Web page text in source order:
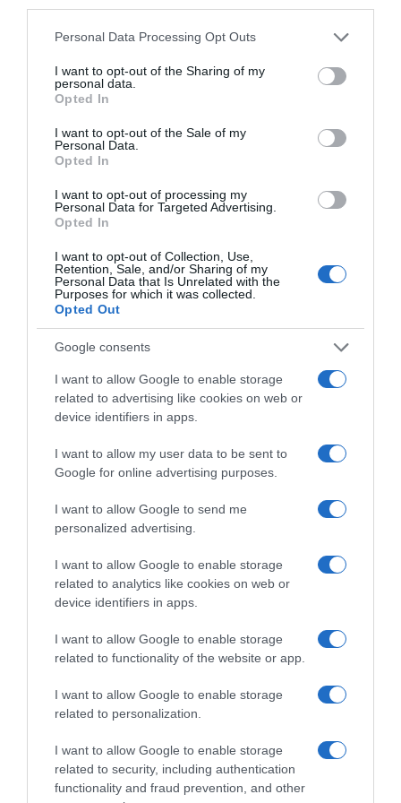
Please note that this website/app uses one or more Google
not limited to your visit or usage behaviour. You may click to
grant or deny consent to Google and its third-party tags to
use your data for below specified purposes in below Google
consent section.
Personal Data Processing Opt Outs
I want to opt-out of the Sharing of my
personal data.
Opted In
I want to opt-out of the Sale of my
Personal Data.
Opted In
I want to opt-out of processing my
Personal Data for Targeted Advertising.
Opted In
I want to opt-out of Collection, Use,
Retention, Sale, and/or Sharing of my
Personal Data that Is Unrelated with the
Purposes for which it was collected.
Opted Out
Google consents
I want to allow Google to enable storage
related to advertising like cookies on web or
device identifiers in apps.
I want to allow my user data to be sent to
Google for online advertising purposes.
I want to allow Google to send me
personalized advertising.
I want to allow Google to enable storage
related to analytics like cookies on web or
device identifiers in apps.
I want to allow Google to enable storage
related to functionality of the website or app.
I want to allow Google to enable storage
related to personalization.
I want to allow Google to enable storage
related to security, including authentication
functionality and fraud prevention, and other
πιστοποιημένης ψηφιακής εφαρμογής
τυχαίας επιλογής, διασφαλίζοντας τη
Για τους αναλυτικούς όρους συμμετοχής και
ενδιαφερόμενοι μπορούν να επισκεφτούν
την ιστοσελίδα:https://link.xe.gr/foititikos-
πηγή στην Google
Ειδήσεις σήμερα
Δείτε τις προσπάθειες χελώνας να
γεννήσει σε παραλία της Ρόδου – Η
Τροχαίο στον Κηφισό – Καθυστερήσεις
Μητσοτάκης: “Η ενίσχυση της
παραγωγικής βάσης στρατηγική